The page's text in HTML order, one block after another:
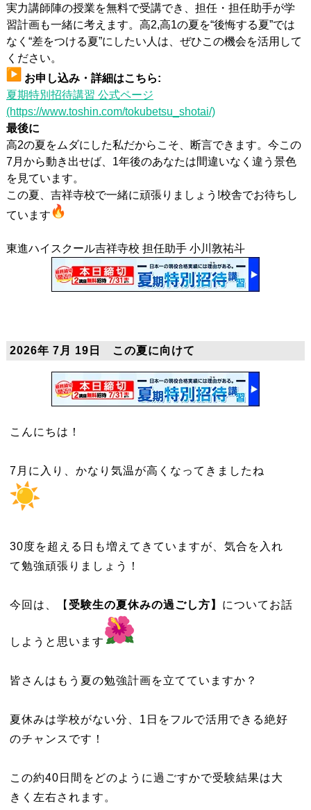
実力講師陣の授業を無料で受講でき、担任・担任助手が学
習計画も一緒に考えます。高2,高1の夏を“後悔する夏”では
なく“差をつける夏”にしたい人は、ぜひこの機会を活用して
ください。
お申し込み・詳細はこちら:
夏期特別招待講習 公式ページ
(https://www.toshin.com/tokubetsu_shotai/)
最後に
高2の夏をムダにした私だからこそ、断言できます。今この
7月から動き出せば、1年後のあなたは間違いなく違う景色
を見ています。
この夏、吉祥寺校で一緒に頑張りましょう!校舎でお待ちし
ています
東進ハイスクール吉祥寺校 担任助手 小川敦祐斗
2026年 7月 19日 この夏に向けて
こんにちは！
7月に入り、かなり気温が高くなってきましたね
30度を超える日も増えてきていますが、気合を入れ
て勉強頑張りましょう！
今回は、【 受験生の夏休みの過ごし方】 についてお話
しようと思います
皆さんはもう夏の勉強計画を立てていますか？
夏休みは学校がない分、1日をフルで活用できる絶好
のチャンスです！
この約40日間をどのように過ごすかで受験結果は大
きく左右されます。